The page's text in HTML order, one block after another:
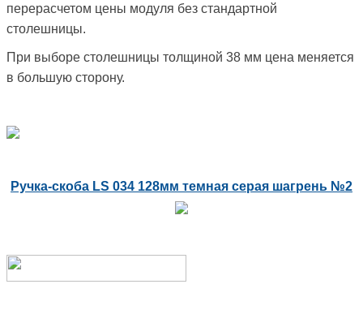
перерасчетом цены модуля без стандартной
столешницы.
При выборе столешницы толщиной 38 мм цена меняется
в большую сторону.
Ручка-скоба LS 034 128мм темная серая шагрень №2